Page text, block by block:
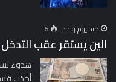
منذ يوم واحد 6
الين يستقر عقب
هدوء
أخذت